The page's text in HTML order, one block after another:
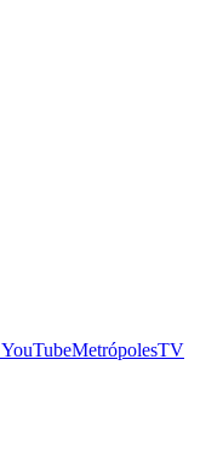
YouTubeMetrópolesTV